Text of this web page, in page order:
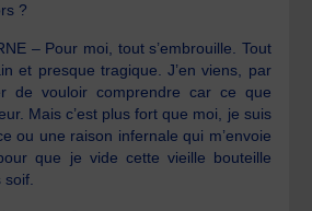
?
– Pour moi, tout s’embrouille. Tout
et presque tragique. J’en viens, par
de vouloir comprendre car ce que
Mais c’est plus fort que moi, je suis
ou une raison infernale qui m’envoie
que je vide cette vieille bouteille